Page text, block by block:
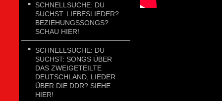
SCHNELLSUCHE: DU
SUCHST: LIEBESLIEDER?
BEZIEHUNGSSONGS?
SCHAU HIER!
SCHNELLSUCHE: DU
SUCHST: SONGS ÜBER
DAS ZWEIGETEILTE
DEUTSCHLAND, LIEDER
ÜBER DIE DDR? SIEHE
HIER!